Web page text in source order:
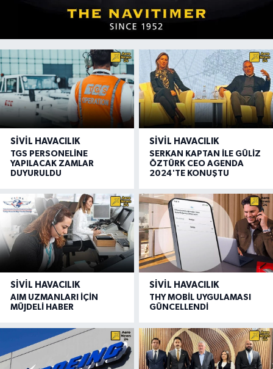
SIVIL HAVACILIK
TGS PERSONELİNE
YAPILACAK ZAMLAR
DUYURULDU
SIVIL HAVACILIK
SERKAN KAPTAN İLE GÜLİZ
ÖZTÜRK CEO AGENDA
2024'TE KONUŞTU
SIVIL HAVACILIK
AIM UZMANLARI İÇİN
MÜJDELİ HABER
SIVIL HAVACILIK
THY MOBİL UYGULAMASI
GÜNCELLENDİ